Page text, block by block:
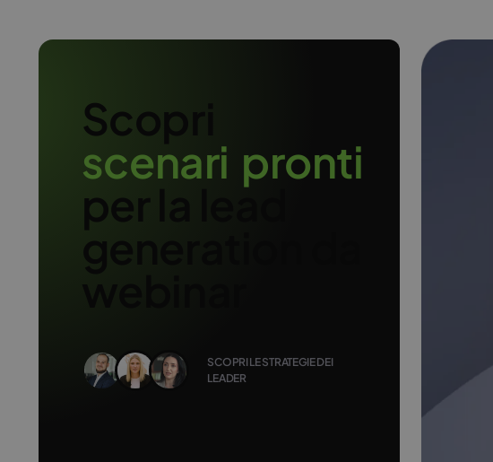
Scopri
scenari pronti
per la lead
generation da
SCOPRI LE STRATEGIE DEI
LEADER